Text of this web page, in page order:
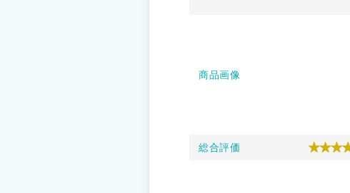
商品画像
総合評価